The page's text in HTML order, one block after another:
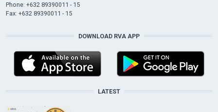
Phone: +632 89390011 - 15
Fax: +632 89390011 - 15
DOWNLOAD RVA APP
LATEST